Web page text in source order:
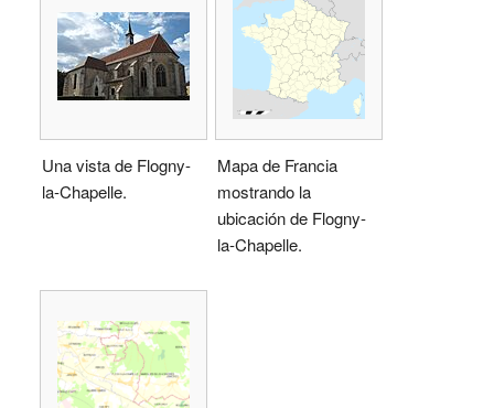
Una vista de Flogny-
la-Chapelle.
Mapa de Francia
mostrando la
ubicación de Flogny-
la-Chapelle.